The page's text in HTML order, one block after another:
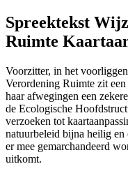
Spreektekst
Ruimte
Voorzitter, in het
Verordening Ruimte zit
haar afwegingen een
de Ecologische
verzoeken tot
natuurbeleid bijna heilig en
er mee gemarchandeerd
uitkomt.